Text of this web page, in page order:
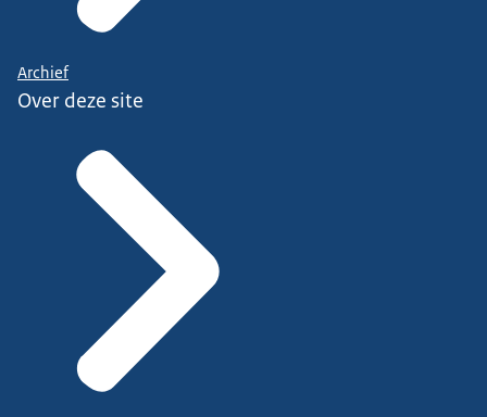
Archief
Over deze site